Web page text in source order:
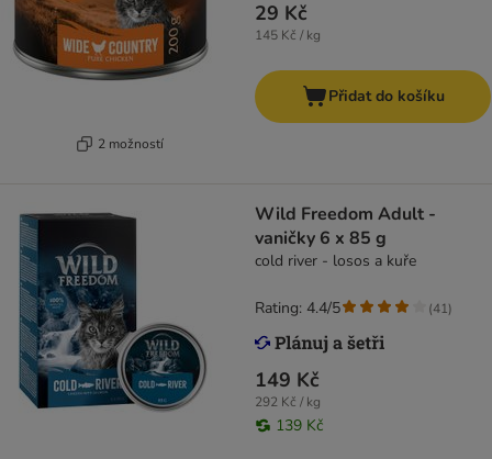
2 možností
29 Kč
145 Kč / kg
Přidat do košíku
Wild Freedom Adult -
vaničky 6 x 85 g
cold river - losos a kuře
149 Kč
292 Kč / kg
139 Kč
Rating: 4.4/5 (41)